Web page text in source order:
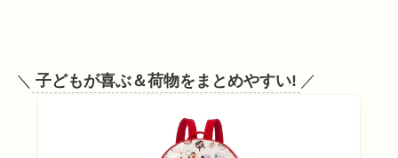
＼ 子どもが喜ぶ＆荷物をまとめやすい! ／